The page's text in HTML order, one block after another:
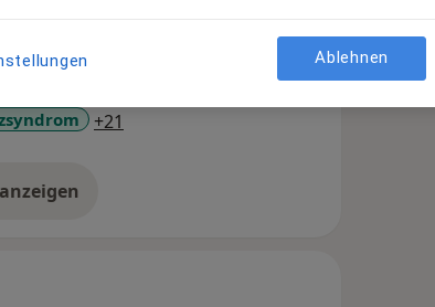
behandeln.
+21
Erfahrungen
Ablehnen